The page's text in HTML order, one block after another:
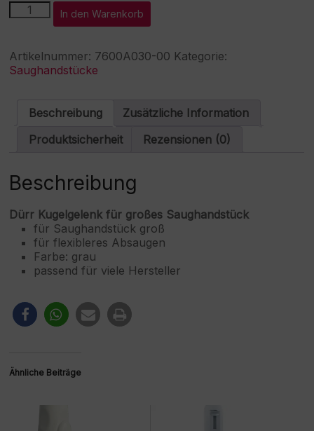
Dürr
Kugelgelenk
großes
Saughandstück
Menge
In den Warenkorb
l
t
i
v
e
Artikelnummer: 7600A030-00 Kategorie:
Saughandstücke
Beschreibung
Zusätzliche Information
Produktsicherheit
Rezensionen (0)
Beschreibung
Dürr Kugelgelenk für großes Saughandstück
für Saughandstück groß
für flexibleres Absaugen
Farbe: grau
passend für viele Hersteller
Ähnliche Beiträge